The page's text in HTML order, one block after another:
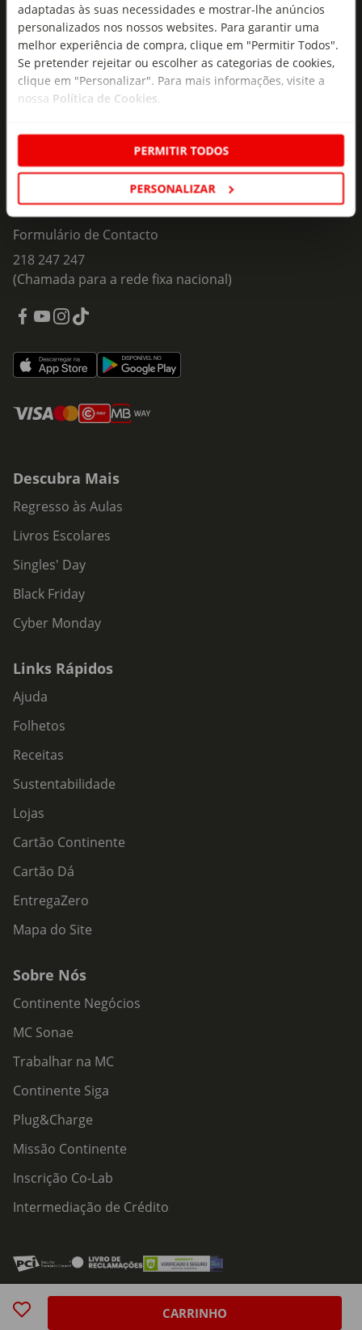
adaptadas às suas necessidades e mostrar-lhe anúncios
personalizados nos nossos websites. Para garantir uma
melhor experiência de compra, clique em "Permitir Todos".
Se pretender rejeitar ou escolher as categorias de cookies,
clique em "Personalizar". Para mais informações, visite a
nossa Política de Cookies
PERMITIR TODOS
PERSONALIZAR
CARRINHO
Subscreva e descubra campanhas exclusivas,
ofertas e novidades para si.
Insira o seu e-
mail
Subscrever
Fale Connosco
Formulário de Contacto
218 247 247
(Chamada para a rede fixa nacional)
Descubra Mais
Regresso às Aulas
Livros Escolares
Singles' Day
Black Friday
Cyber Monday
Links Rápidos
Ajuda
Folhetos
Receitas
Sustentabilidade
Lojas
Cartão Continente
Cartão Dá
EntregaZero
Mapa do Site
Sobre Nós
Continente Negócios
MC Sonae
Trabalhar na MC
Continente Siga
Plug&Charge
Missão Continente
Inscrição Co-Lab
Intermediação de Crédito
Acessibilidade
Política de Privacidade